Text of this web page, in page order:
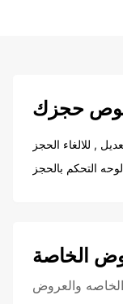
حجزك
, للالغاء الحجز
لوحه التحكم بالحجز
الخاصة
والعروض